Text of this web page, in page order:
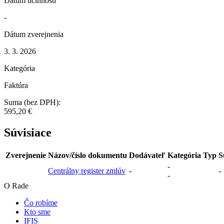
-
Dátum zverejnenia
3. 3. 2026
Kategória
Faktúra
Suma (bez DPH):
595,20 €
Súvisiace
Zverejnenie Názov/číslo dokumentu Dodávateľ Kategória Typ
Centrálny register zmlúv -
-
-
-
O Rade
Čo robíme
Kto sme
IFIS